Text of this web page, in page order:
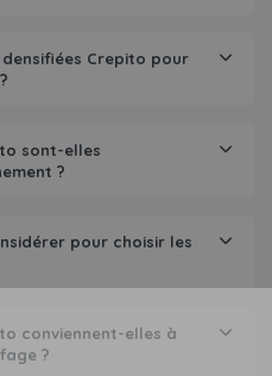
Crepito pour
sont-elles
?
pour choisir les
conviennent-elles à
?